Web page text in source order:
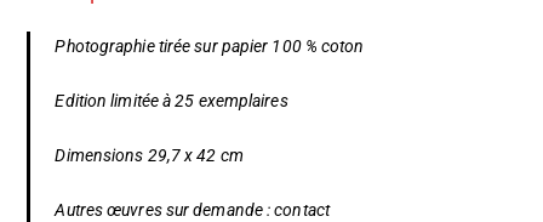
Photographie tirée sur papier 100 % coton
Edition limitée à 25 exemplaires
Dimensions 29,7 x 42 cm
Autres œuvres sur demande :contact